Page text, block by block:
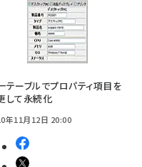
テーブルでプロパティ項目を
して永続化
年11月12日 20:00